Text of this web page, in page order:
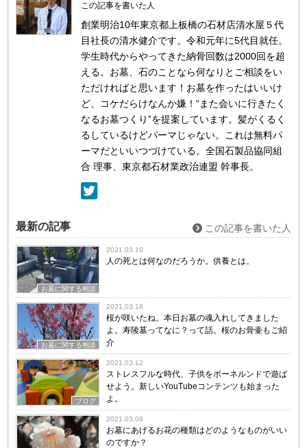
この記事を書いた人
創業明治10年東京都上板橋の石材店清水屋５代
目社長の清水健介です。令和元年に5代目就任。
学生時代からやってきた納骨回数は2000回を超
える。お墓、石のことなら何なりとご相談をい
ただければと思います！お墓を作ったはいいけ
ど、コケだらけなんか嫌！“また会いに行きたく
なるお墓つくり”を提案しています。髪がくるく
るしているけどパーマじゃない。これは無料パ
ーマだといいつづけている。全国石製品協同組
合 理事、東京都石材業政治連盟 幹事長。
最新の記事 この記事を書いた人
お墓に関する相談
2021.03.19
人の死とは何なのだろうか。供養とは。
お墓に関する相談
2021.03.16
桜が咲いたね。本日お墓の魂入れしてきました
よ。寿陵墓ってなに？って話。桜のお骨壷もご紹
介
ブログ
2021.03.12
ストレスフルな時代、子供をボーネルンドで遊ば
せよう。新しいYouTubeコンテンツも始まった
よ。
2021.03.09
お墓にあげるお花の種類はどのようなものがいい
のですか？